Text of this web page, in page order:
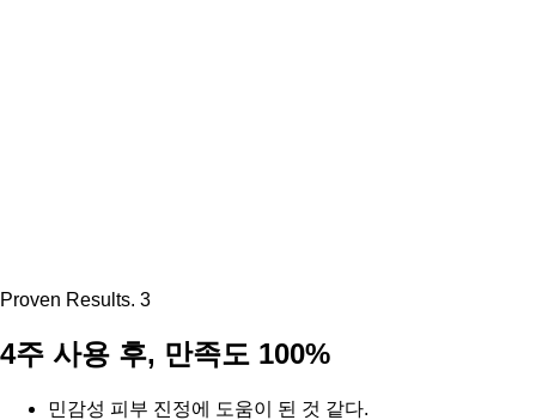
Proven Results. 3
4주 사용 후, 만족도 100%
민감성 피부 진정에 도움이 된 것 같다.